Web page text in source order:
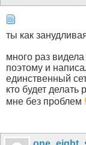
ты как
много раз
поэтому и
единственный
кто будет
мне без проблем